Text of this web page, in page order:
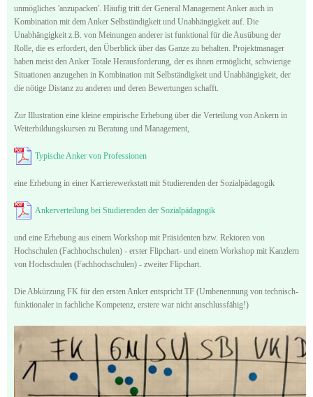
unmögliches 'anzupacken'. Häufig tritt der General Management Anker auch in
Kombination mit dem Anker Selbständigkeit und Unabhängigkeit auf. Die
Unabhängigkeit z.B. von Meinungen anderer ist funktional für die Ausübung der
Rolle, die es erfordert, den Überblick über das Ganze zu behalten. Projektmanager
haben meist den Anker Totale Herausforderung, der es ihnen ermöglicht, schwierige
Situationen anzugehen in Kombination mit Selbständigkeit und Unabhängigkeit, der
die nötige Distanz zu anderen und deren Bewertungen schafft.
Zur Illustration eine kleine empirische Erhebung über die Verteilung von Ankern in
Weiterbildungskursen zu Beratung und Management,
Typische Anker von Professionen
eine Erhebung in einer Karrierewerkstatt mit Studierenden der Sozialpädagogik
Ankerverteilung bei Studierenden der Sozialpädagogik
und eine Erhebung aus einem Workshop mit Präsidenten bzw. Rektoren von
Hochschulen (Fachhochschulen) - erster Flipchart- und einem Workshop mit Kanzlern
von Hochschulen (Fachhochschulen) - zweiter Flipchart.
Die Abkürzung FK für den ersten Anker entspricht TF (Umbenennung von technisch-
funktionaler in fachliche Kompetenz, erstere war nicht anschlussfähig!)